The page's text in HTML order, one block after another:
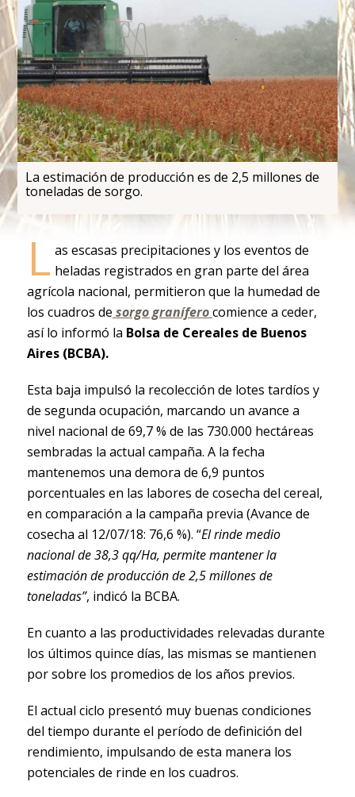
La estimación de producción es de 2,5 millones de
toneladas de sorgo.
L as escasas precipitaciones y los eventos de
heladas registrados en gran parte del área
agrícola nacional, permitieron que la humedad de
los cuadros de sorgo graníferocomience a ceder,
así lo informó la Bolsa de Cereales de Buenos
Aires (BCBA).
Esta baja impulsó la recolección de lotes tardíos y
de segunda ocupación, marcando un avance a
nivel nacional de 69,7 % de las 730.000 hectáreas
sembradas la actual campaña. A la fecha
mantenemos una demora de 6,9 puntos
porcentuales en las labores de cosecha del cereal,
en comparación a la campaña previa (Avance de
cosecha al 12/07/18: 76,6 %). “El rinde medio
nacional de 38,3 qq/Ha, permite mantener la
estimación de producción de 2,5 millones de
toneladas”, indicó la BCBA.
En cuanto a las productividades relevadas durante
los últimos quince días, las mismas se mantienen
por sobre los promedios de los años previos.
El actual ciclo presentó muy buenas condiciones
del tiempo durante el período de definición del
rendimiento, impulsando de esta manera los
potenciales de rinde en los cuadros.